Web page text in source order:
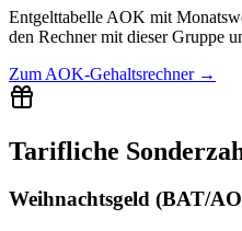
Entgelttabelle AOK mit
den Rechner mit dieser Gruppe
Zum AOK-Gehaltsrechner→
Tarifliche
Weihnachtsgeld (BAT/